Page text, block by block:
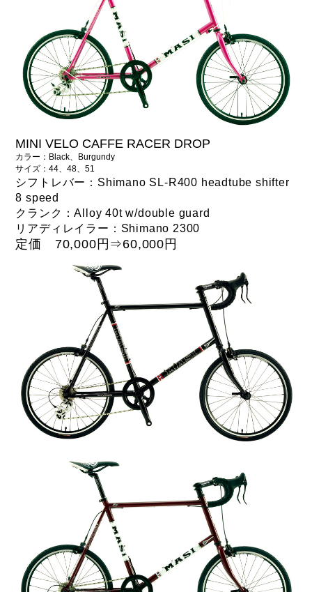
MINI VELO CAFFE RACER DROP
カラー：Black、Burgundy
サイズ：44、48、51
シフトレバー：Shimano SL-R400 headtube shifter
8 speed
クランク：Alloy 40t w/double guard
リアディレイラー：Shimano 2300
定価 70,000円⇒60,000円